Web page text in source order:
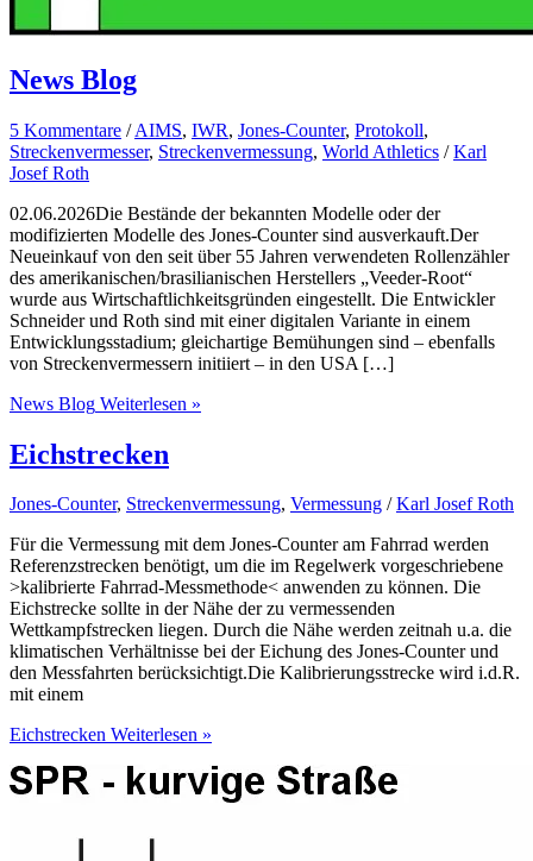
News Blog
5 Kommentare /AIMS, IWR, Jones-Counter, Protokoll,
Streckenvermesser, Streckenvermessung, World Athletics /Karl
Josef Roth
02.06.2026Die Bestände der bekannten Modelle oder der
modifizierten Modelle des Jones-Counter sind ausverkauft.Der
Neueinkauf von den seit über 55 Jahren verwendeten Rollenzähler
des amerikanischen/brasilianischen Herstellers „Veeder-Root“
wurde aus Wirtschaftlichkeitsgründen eingestellt. Die Entwickler
Schneider und Roth sind mit einer digitalen Variante in einem
Entwicklungsstadium; gleichartige Bemühungen sind – ebenfalls
von Streckenvermessern initiiert – in den USA […]
News Blog Weiterlesen »
Eichstrecken
Jones-Counter, Streckenvermessung, Vermessung /Karl Josef Roth
Für die Vermessung mit dem Jones-Counter am Fahrrad werden
Referenzstrecken benötigt, um die im Regelwerk vorgeschriebene
>kalibrierte Fahrrad-Messmethode< anwenden zu können. Die
Eichstrecke sollte in der Nähe der zu vermessenden
Wettkampfstrecken liegen. Durch die Nähe werden zeitnah u.a. die
klimatischen Verhältnisse bei der Eichung des Jones-Counter und
den Messfahrten berücksichtigt.Die Kalibrierungsstrecke wird i.d.R.
mit einem
Eichstrecken Weiterlesen »